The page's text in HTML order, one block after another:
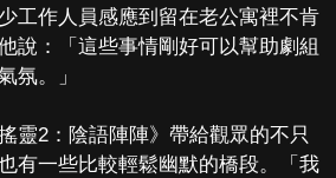
工作人員感應到留在老公寓裡不肯
說：「這些事情剛好可以幫助劇組
氛。」
靈2：陰語陣陣》帶給觀眾的不只
有一些比較輕鬆幽默的橋段。「我